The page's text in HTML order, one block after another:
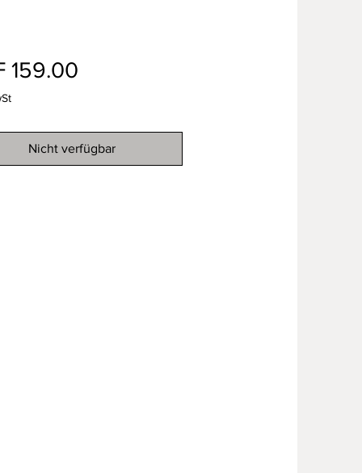
159.00Preis
Nicht verfügbar